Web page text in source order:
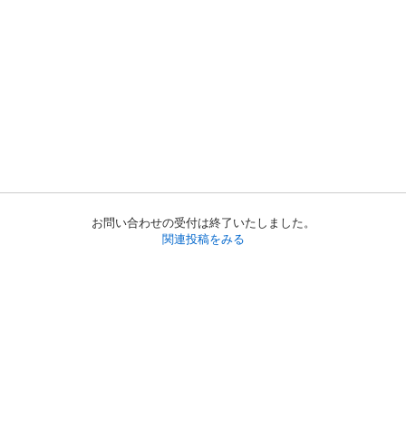
お問い合わせの受付は終了いたしました。
関連投稿をみる